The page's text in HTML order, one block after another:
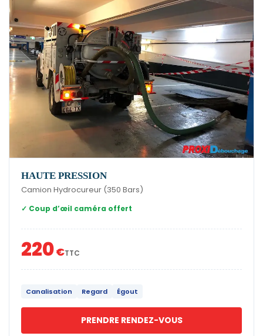
HAUTE PRESSION
Camion Hydrocureur (350 Bars)
✓ Coup d’œil caméra offert
220€TTC
Canalisation Regard Égout
PRENDRE RENDEZ-VOUS